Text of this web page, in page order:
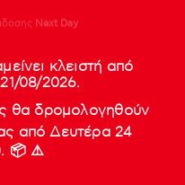
Next Day
κλειστή από
08/2026.
θα δρομολογηθούν
από Δευτέρα 24
📦 ⚠️